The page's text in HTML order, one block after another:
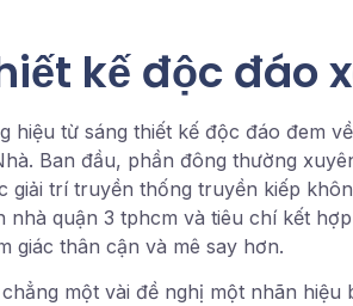
kế độc đáo
hiệu từ sáng thiết kế độc đáo đem
Ban đầu, phần đông thường
trí truyền thống truyền kiếp
quận 3 tphcm và tiêu chí kết
giác thân cận và mê say hơn.
một vài đề nghị một nhãn